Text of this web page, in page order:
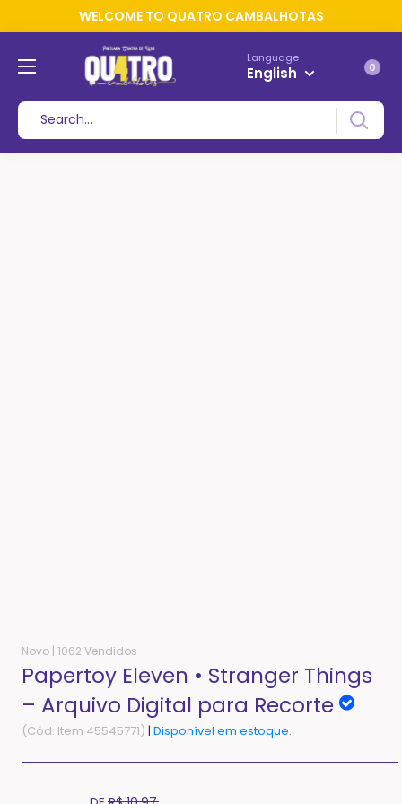
WELCOME TO QUATRO CAMBALHOTAS
Language
English 0
Novo | 1062 Vendidos
Papertoy Eleven • Stranger Things
– Arquivo Digital para Recorte
(Cód. Item 45545771) | Disponível em estoque.